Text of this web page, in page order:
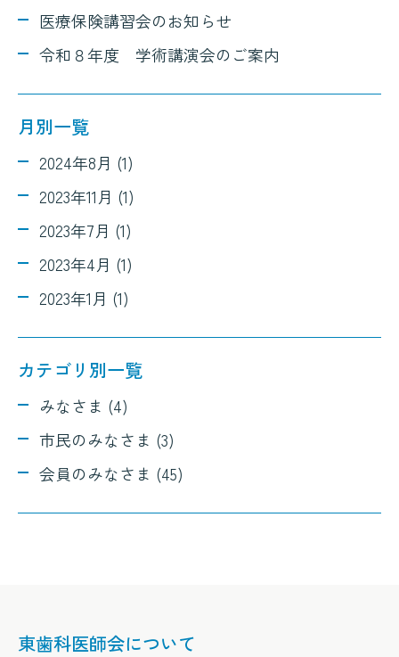
医療保険講習会のお知らせ
令和８年度 学術講演会のご案内
月別一覧
2024年8月 (1)
2023年11月 (1)
2023年7月 (1)
2023年4月 (1)
2023年1月 (1)
カテゴリ別一覧
みなさま (4)
市民のみなさま (3)
会員のみなさま (45)
東歯科医師会について